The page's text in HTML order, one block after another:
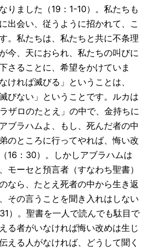
りました（19：1-10）。私たちも
出会い、従うように招かれて、こ
。私たちは、私たちと共に不条理
今、天におられ、私たちの叫びに
さることに、希望をかけていま
ければ滅びる」ということは、
びない」ということです。ルカは
ザロのたとえ」の中で、金持ちに
ブラハムよ、もし、死んだ者の中
のところに行ってやれば、悔い改
16：30）。しかしアブラハムは
モーセと預言者（すなわち聖書）
なら、たとえ死者の中から生き返
その言うことを聞き入れはしない
）。聖書を一人で読んでも駄目で
る者がいなければ悔い改めは生じ
える人がなければ、どうして聞く